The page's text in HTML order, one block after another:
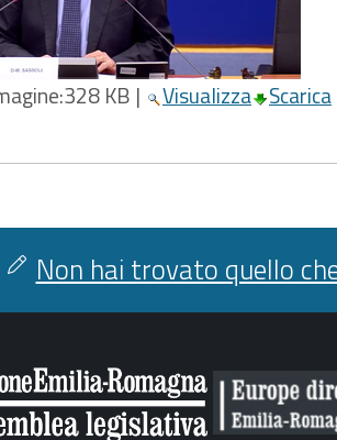
328 KB | Visualizza Scarica
facebook
twitter
Non hai trovato quello